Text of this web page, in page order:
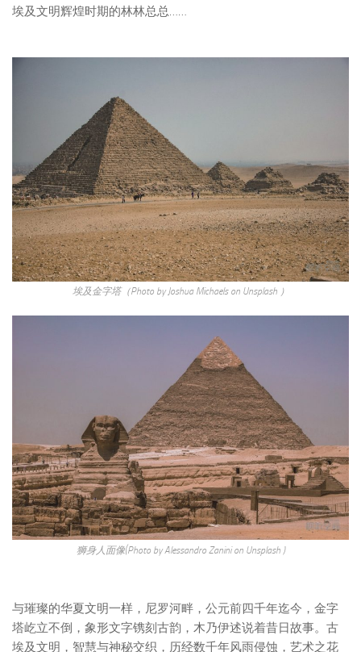
埃及文明辉煌时期的林林总总……
埃及金字塔（Photo by Joshua Michaels on Unsplash ）
狮身人面像(Photo by Alessandro Zanini on Unsplash )
与璀璨的华夏文明一样，尼罗河畔，公元前四千年迄今，金字
塔屹立不倒，象形文字镌刻古韵，木乃伊述说着昔日故事。古
埃及文明，智慧与神秘交织，历经数千年风雨侵蚀，艺术之花